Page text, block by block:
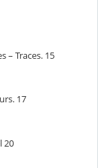
– Traces. 15
17
20